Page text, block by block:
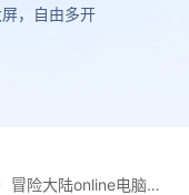
，自由多开
冒险大陆online电脑版